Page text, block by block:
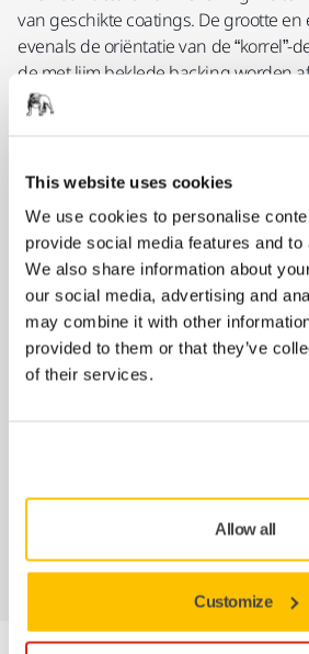
This website uses cookies
We use cookies to personalise
provide social media features and
We also share information about
our social media, advertising and
may combine it with other
provided to them or that they’ve
of their services.
Allow all
Customize
van geschikte coatings. De grootte
evenals de oriëntatie van de “korrel”-
de met lijm beklede backing worden
voor de eigenschappen van de lijm en
backingmaterialen zelf. Het zijn deze
Als materiaal worden gewoonlijk
aluminiumoxide en siliciumcarbide
harslijm gebruikt om die korrels aan
hechten. Het scala aan materialen,
omstandigheden op de werkplek
worden, komt overeen met het grote
schuurmaterialen die beschikbaar
voeren. Ze hebben elk een unieke
elkaar zijn aangebracht. En of er een
geschiktheid voor droog of nat